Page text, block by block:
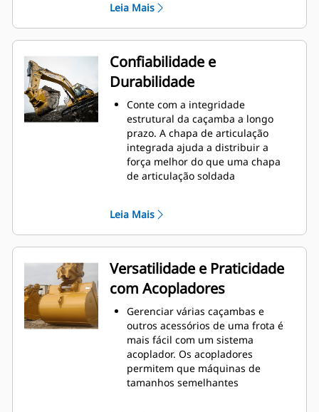
na caçamba. A folga maior do
braço de apoio garante que o
fundo da caçamba não seja
arrastado, reduzindo os custos de
manutenção.
O consumo de combustível atinge
o nível máximo durante a
escavação. As caçambas Cat foram
desenvolvidas para cortar
materiais rapidamente e
aprimorar a eficiência operacional
total da máquina.
Carregue mais material em menos
laterais da caçamba mantêm a
Leia Mais
Confiabilidade e
Durabilidade
Conte com a integridade
estrutural da caçamba a longo
prazo. A chapa de articulação
integrada ajuda a distribuir a
força melhor do que uma chapa
de articulação soldada
alta resistência, especialmente em
áreas que se desgastam muito
Proteja as áreas de grande
desgaste da caçamba que têm
maior contato com os materiais
com as Ferramentas de Penetração
no Solo (GET, Ground Engaging
Tools) Cat
Obtenha maior produção em
aplicações complexas, penetração
mais fácil em pilhas e tempos de
ciclo mais rápidos com a GET Cat
Advansys™
Leia Mais
Versatilidade e Praticidade
com Acopladores
Gerenciar várias caçambas e
outros acessórios de uma frota é
mais fácil com um sistema
acoplador. Os acopladores
permitem que máquinas de
tamanhos semelhantes